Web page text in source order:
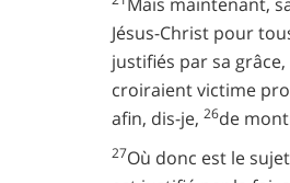
Jésus-Christ pour
justifiés par sa
croiraient victime
afin, dis-je, 26de
27Où donc est le